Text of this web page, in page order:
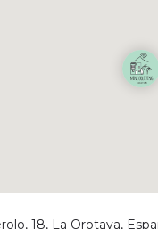
18, La Orotava,